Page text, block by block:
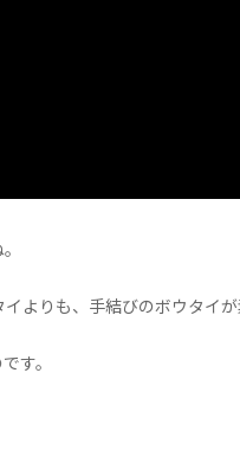
よりも、手結びのボウタイが
す。